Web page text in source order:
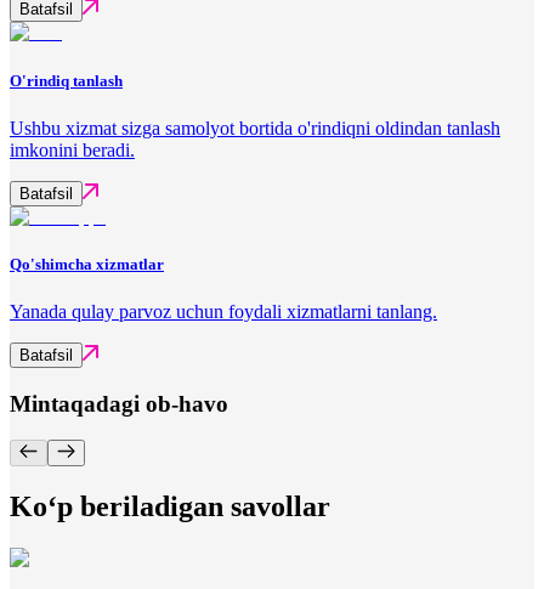
Batafsil
O'rindiq tanlash
Ushbu xizmat sizga samolyot bortida o'rindiqni oldindan tanlash
imkonini beradi.
Batafsil
Qo'shimcha xizmatlar
Yanada qulay parvoz uchun foydali xizmatlarni tanlang.
Batafsil
Mintaqadagi ob-havo
Ko‘p beriladigan savollar